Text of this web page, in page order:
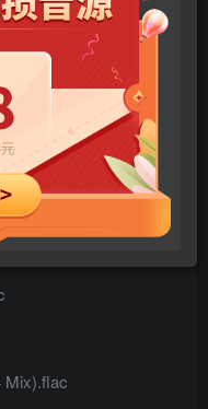
后购买，可保存购买订单
Mix).flac